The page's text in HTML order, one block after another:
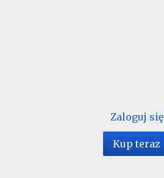
Zaloguj się
Kup teraz